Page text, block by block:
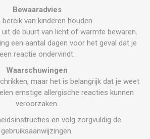
Bewaaradvies
bereik van kinderen houden.
uit de buurt van licht of warmte bewaren.
een aantal dagen voor het geval dat je
een reactie ondervindt.
Waarschuwingen
maar het is belangrijk dat je weet
ernstige allergische reacties kunnen
veroorzaken.
en volg zorgvuldig de
gebruiksaanwijzingen.